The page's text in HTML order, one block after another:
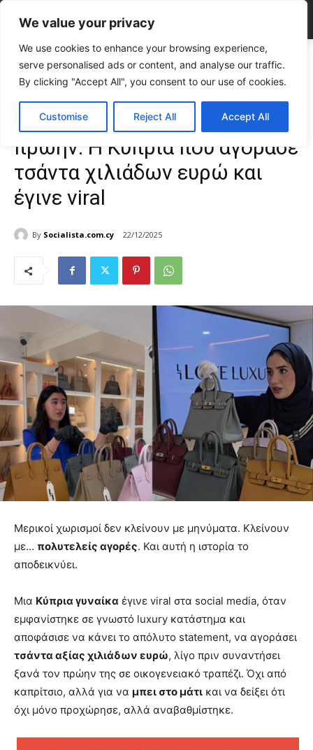
We value your privacy
We use cookies to enhance your browsing experience,
serve personalised ads or content, and analyse our traffic.
By clicking "Accept All", you consent to our use of cookies.
Customise Reject All Accept All
Home TOP NEWS
Για να μπει στο μάτι του πρώην: Η Κύπρια που
αγόρασε τσάντα...
Για να μπει στο μάτι του
πρώην: Η Κύπρια που αγόρασε
τσάντα χιλιάδων ευρώ και
έγινε viral
By Socialista.com.cy 22/12/2025
Μερικοί χωρισμοί δεν κλείνουν με μηνύματα. Κλείνουν
με… πολυτελείς αγορές. Και αυτή η ιστορία το
αποδεικνύει.
Μια Κύπρια γυναίκα έγινε viral στα social media, όταν
εμφανίστηκε σε γνωστό luxury κατάστημα και
αποφάσισε να κάνει το απόλυτο statement, να αγοράσει
τσάντα αξίας χιλιάδων ευρώ, λίγο πριν συναντήσει
ξανά τον πρώην της σε οικογενειακό τραπέζι. Όχι από
καπρίτσιο, αλλά για να μπει στο μάτι και να δείξει ότι
όχι μόνο προχώρησε, αλλά αναβαθμίστηκε.